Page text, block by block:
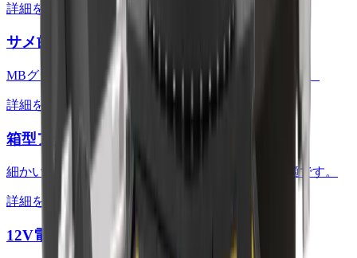
詳細を見る
サメ歯型先端刃
MBグラップルの標準エッジと交換して使用できます。
詳細を見る
箱型アームプレート
細かいものをきっちりすくって移動させるのに最適です。
詳細を見る
12V電気系キット